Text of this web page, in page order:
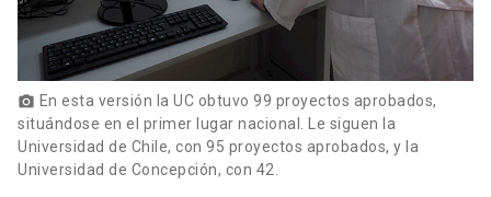
photo_camera En esta versión la UC obtuvo 99 proyectos aprobados,
situándose en el primer lugar nacional. Le siguen la
Universidad de Chile, con 95 proyectos aprobados, y la
Universidad de Concepción, con 42.